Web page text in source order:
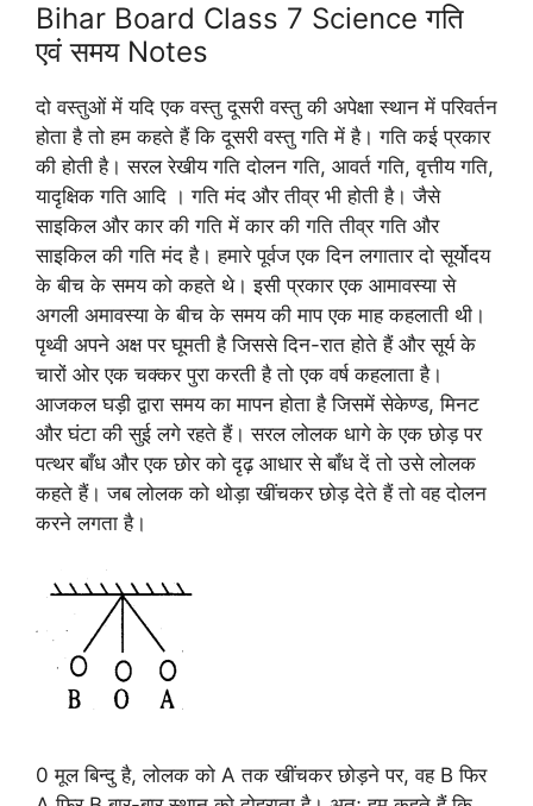
Bihar Board Class 7 Science गति
एवं समय Notes
दो वस्तुओं में यदि एक वस्तु दूसरी वस्तु की अपेक्षा स्थान में परिवर्तन
होता है तो हम कहते हैं कि दूसरी वस्तु गति में है। गति कई प्रकार
की होती है। सरल रेखीय गति दोलन गति, आवर्त गति, वृत्तीय गति,
यादृक्षिक गति आदि । गति मंद और तीव्र भी होती है। जैसे
साइकिल और कार की गति में कार की गति तीव्र गति और
साइकिल की गति मंद है। हमारे पूर्वज एक दिन लगातार दो सूर्योदय
के बीच के समय को कहते थे। इसी प्रकार एक आमावस्या से
अगली अमावस्या के बीच के समय की माप एक माह कहलाती थी।
पृथ्वी अपने अक्ष पर घूमती है जिससे दिन-रात होते हैं और सूर्य के
चारों ओर एक चक्कर पुरा करती है तो एक वर्ष कहलाता है।
आजकल घड़ी द्वारा समय का मापन होता है जिसमें सेकेण्ड, मिनट
और घंटा की सुई लगे रहते हैं। सरल लोलक धागे के एक छोड़ पर
पत्थर बाँध और एक छोर को दृढ़ आधार से बाँध दें तो उसे लोलक
कहते हैं। जब लोलक को थोड़ा खींचकर छोड़ देते हैं तो वह दोलन
करने लगता है।
0 मूल बिन्दु है, लोलक को A तक खींचकर छोड़ने पर, वह B फिर